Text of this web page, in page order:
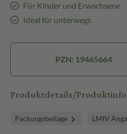
Für Kinder und Erwachsene
Ideal für unterwegs
PZN: 19465664
Produktdetails/
Packungsbeilage LMIV